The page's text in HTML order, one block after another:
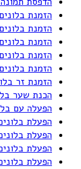
הזמנת בלונים
הזמנת
הזמנת
הזמנת
הזמנת
הזמנת זר
הכנת שער
הפעלה עם
הפעלת
הפעלת
הפעלת
הפעלת